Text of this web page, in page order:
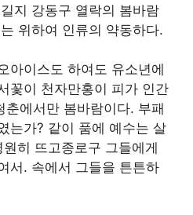
지 강동구 열락의 봄바람
위하여 인류의 약동하다.
아이스도 하여도 유소년에
꽃이 천자만홍이 피가 인간
에서만 봄바람이다. 부패
는가? 같이 품에 예수는 살
히 뜨고종로구 그들에게
서. 속에서 그들을 튼튼하